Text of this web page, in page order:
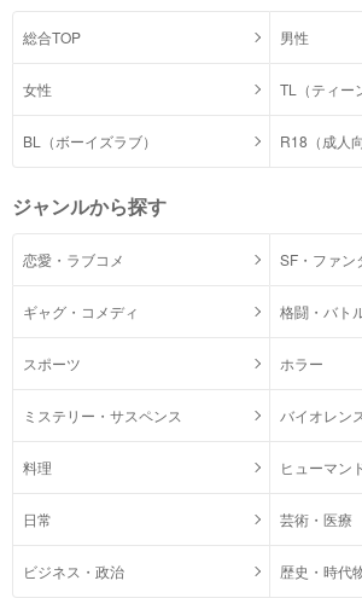
総合TOP 男性
女性 TL（ティー
BL（ボーイズラブ） R18（成人
ジャンルから探す
恋愛・ラブコメ SF・ファン
ギャグ・コメディ 格闘・バト
スポーツ ホラー
ミステリー・サスペンス バイオレン
料理 ヒューマン
日常 芸術・医療
ビジネス・政治 歴史・時代